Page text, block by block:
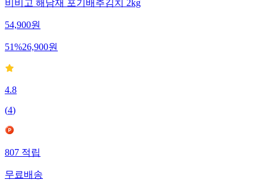
비비고 해남재 포기배추김치 2kg
54,900원
51%26,900원
4.8
(4)
807적립
무료배송